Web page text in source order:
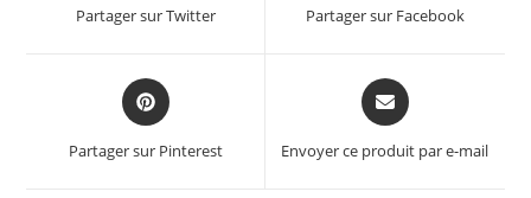
Partager sur Twitter Partager sur Facebook
Partager sur Pinterest Envoyer ce produit par e-mail